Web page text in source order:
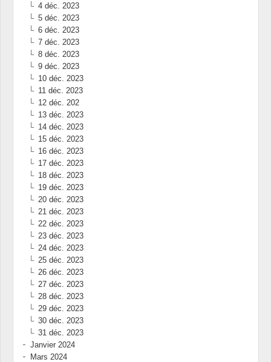
4 déc. 2023
5 déc. 2023
6 déc. 2023
7 déc. 2023
8 déc. 2023
9 déc. 2023
10 déc. 2023
11 déc. 2023
12 déc. 202
13 déc. 2023
14 déc. 2023
15 déc. 2023
16 déc. 2023
17 déc. 2023
18 déc. 2023
19 déc. 2023
20 déc. 2023
21 déc. 2023
22 déc. 2023
23 déc. 2023
24 déc. 2023
25 déc. 2023
26 déc. 2023
27 déc. 2023
28 déc. 2023
29 déc. 2023
30 déc. 2023
31 déc. 2023
Janvier 2024
Mars 2024